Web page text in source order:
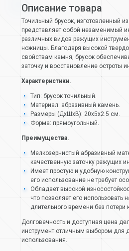
Описание товара
Точильный брусок, изготовленный
представляет собой незаменимый
различных видов режущих
ножницы. Благодаря высокой
свойствам камня, брусок
заточку и восстановление остроты
Характеристики.
Тип: брусок точильный.
Материал: абразивный камень.
Размеры (ДхШхВ): 20х5х2.5 см.
Форма: прямоугольный.
Преимущества.
Мелкозернистый абразивный
качественную заточку режущих
Имеет простую и удобную
его использование не требует
Обладает высокой
что позволяет его использовать
длительного времени без потери
Долговечность и доступная цена
инструмент отличным выбором для
использования.